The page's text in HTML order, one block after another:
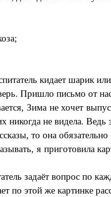
кидает шарик
Пришло письмо от
Зима не хочет
никогда не видела.
то она
я приготовила
задаёт вопрос по
по этой же картинке